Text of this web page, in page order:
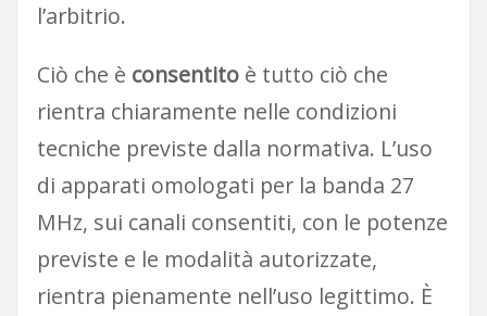
l’arbitrio.
Ciò che è consentitoè tutto ciò che
rientra chiaramente nelle condizioni
tecniche previste dalla normativa. L’uso
di apparati omologati per la banda 27
MHz, sui canali consentiti, con le potenze
previste e le modalità autorizzate,
rientra pienamente nell’uso legittimo. È